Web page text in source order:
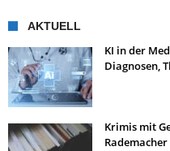
AKTUELL
KI in der
Diagnosen,
Krimis mit
Rademacher